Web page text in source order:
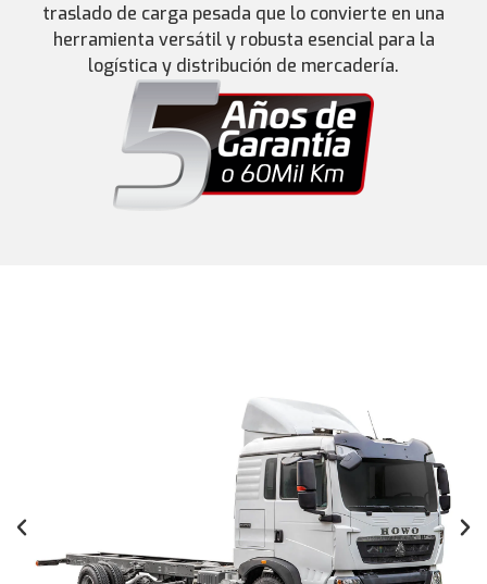
traslado de carga pesada que lo convierte en una
herramienta versátil y robusta esencial para la
logística y distribución de mercadería.